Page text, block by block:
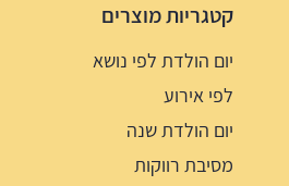
קטגריות מוצרים
יום הולדת לפי נושא
לפי אירוע
יום הולדת שנה
מסיבת רווקות